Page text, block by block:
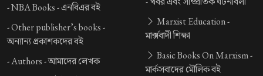
-NBA Books -এনবিএর বই
-Other publisher’s books -
অন্যান্য প্রকাশকদের বই
-Authors -আমাদের লেখক
Marxist Education -
মার্ক্সবাদী শিক্ষা
Basic Books On Marxism -
মার্কসবাদের মৌলিক বই